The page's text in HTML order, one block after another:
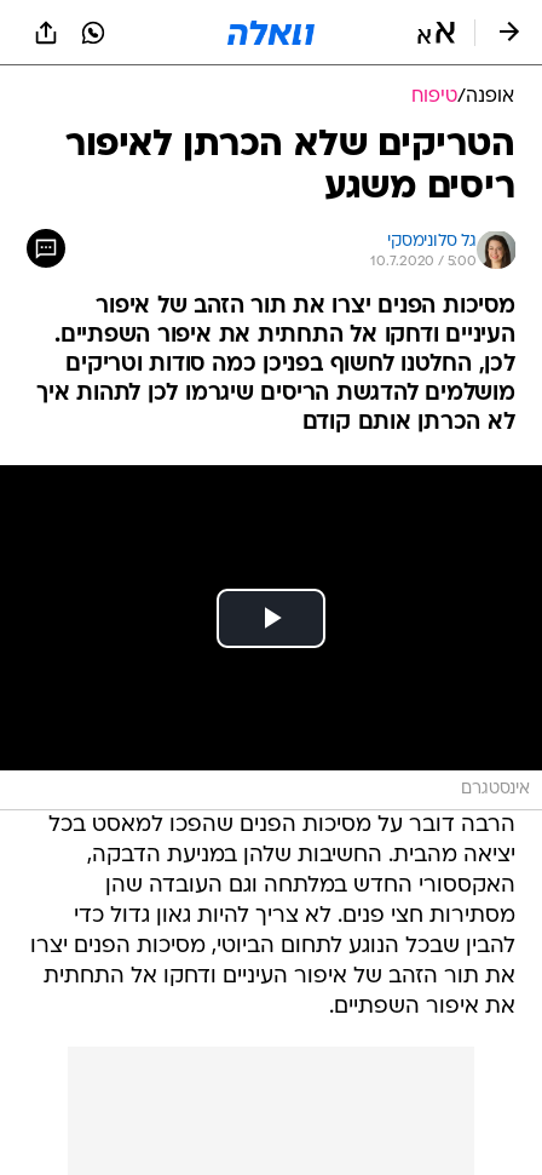
אופנה/טיפוח
הטריקים שלא הכרתן לאיפור
ריסים משגע
גל סלונימסקי
10.7.2020 / 5:00
מסיכות הפנים יצרו את תור הזהב של איפור
העיניים ודחקו אל התחתית את איפור השפתיים.
לכן, החלטנו לחשוף בפניכן כמה סודות וטריקים
מושלמים להדגשת הריסים שיגרמו לכן לתהות איך
לא הכרתן אותם קודם
אינסטגרם
הרבה דובר על מסיכות הפנים שהפכו למאסט בכל
יציאה מהבית. החשיבות שלהן במניעת הדבקה,
האקססורי החדש במלתחה וגם העובדה שהן
מסתירות חצי פנים. לא צריך להיות גאון גדול כדי
להבין שבכל הנוגע לתחום הביוטי, מסיכות הפנים יצרו
את תור הזהב של איפור העיניים ודחקו אל התחתית
את איפור השפתיים.